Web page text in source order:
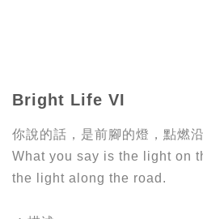
Bright Life VI
你說的話，是前腳的燈，點燃
What you say is the light on
the light along the road.